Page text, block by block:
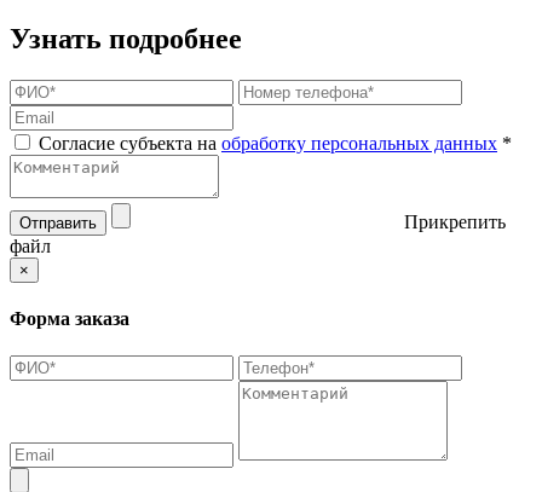
Узнать подробнее
Согласие субъекта на обработку персональных данных *
Отправить
Прикрепить
файл
×
Форма заказа